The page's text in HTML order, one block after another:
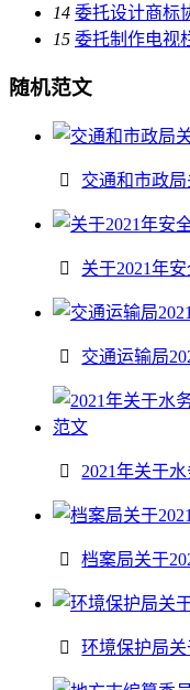
14 委托设计商标
15 委托制作电视
随机范文
交通和市政
关于2021年
交通运输局
2021年关于
档案局关于
环境保护局